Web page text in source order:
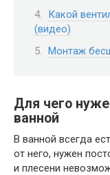
Какой
(видео)
Монтаж
Для чего
ванной
В ванной всегда
от него, нужен
и плесени